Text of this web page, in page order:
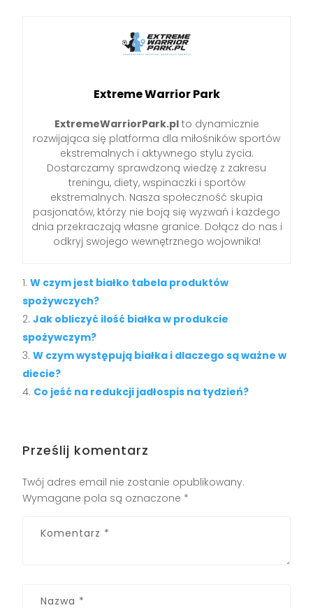
Extreme Warrior Park
ExtremeWarriorPark.plto dynamicznie
rozwijająca się platforma dla miłośników sportów
ekstremalnych i aktywnego stylu życia.
Dostarczamy sprawdzoną wiedzę z zakresu
treningu, diety, wspinaczki i sportów
ekstremalnych. Nasza społeczność skupia
pasjonatów, którzy nie boją się wyzwań i każdego
dnia przekraczają własne granice. Dołącz do nas i
odkryj swojego wewnętrznego wojownika!
W czym jest białko tabela produktów
spożywczych?
Jak obliczyć ilość białka w produkcie
spożywczym?
W czym występują białka i dlaczego są ważne w
diecie?
Co jeść na redukcji jadłospis na tydzień?
Prześlij komentarz
Twój adres email nie zostanie opublikowany.
Wymagane pola są oznaczone *